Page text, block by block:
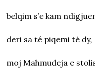
belqim s’e kam
deri sa té piqemi té dy,
moj Mahmudeja e